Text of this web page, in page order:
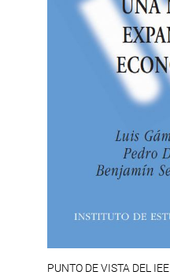
PUNTO DE VISTA DEL IEE